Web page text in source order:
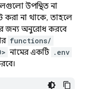
উপস্থিত না
করা না থাকে, তাহলে
জন্য অনুরোধ করবে
functions/
নামের একটি .env